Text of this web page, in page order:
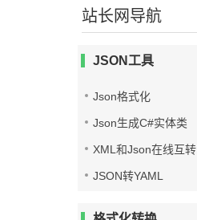
站长网导航
JSON工具
Json格式化
Json生成C#实体类
XML和Json在线互转
JSON转YAML